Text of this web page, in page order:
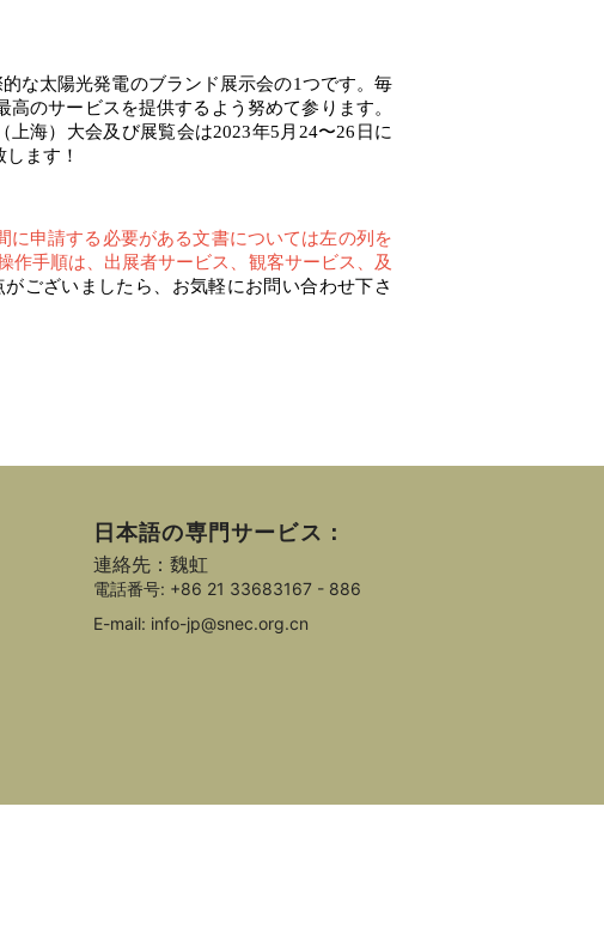
な太陽光発電のブラ​​ンド展示会の1つです。毎
のサービスを提供するよう努めて参ります。
海）大会及び展覧会は2023年5月24〜26日に
ます！
申請する必要がある文書については左の列を
作手順は、出展者サービス、観客サービス、及
がございましたら、お気軽にお問い合わせ下さ
日本語の専門サービス：
連絡先：魏虹
電話番号: +86 21 33683167 - 886
E-mail: info-jp@snec.org.cn